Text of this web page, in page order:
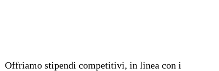
Offriamo stipendi competitivi, in linea con i